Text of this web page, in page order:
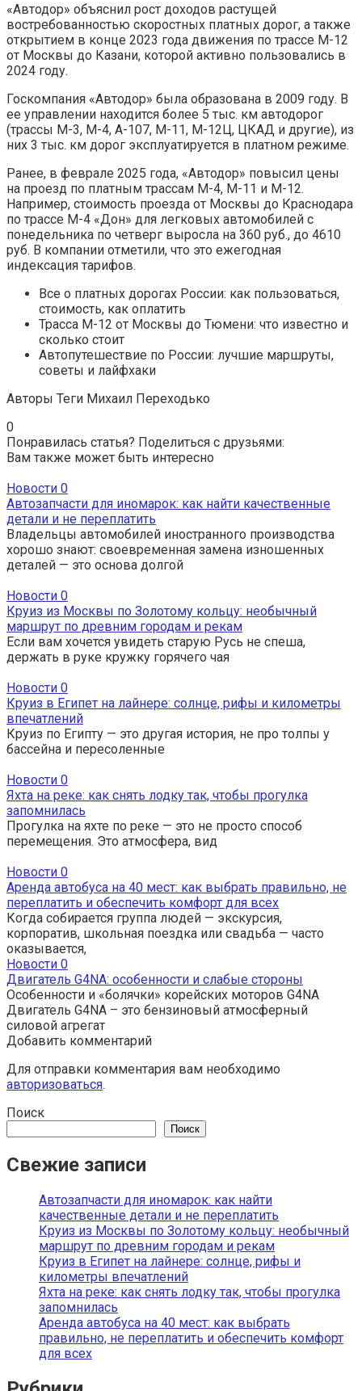
«Автодор» объяснил рост доходов растущей
востребованностью скоростных платных дорог, а также
открытием в конце 2023 года движения по трассе М-12
от Москвы до Казани, которой активно пользовались в
2024 году.
Госкомпания «Автодор» была образована в 2009 году. В
ее управлении находится более 5 тыс. км автодорог
(трассы М-3, М-4, А-107, М-11, М-12Ц, ЦКАД и другие), из
них 3 тыс. км дорог эксплуатируется в платном режиме.
Ранее, в феврале 2025 года, «Автодор» повысил цены
на проезд по платным трассам М-4, М-11 и М-12.
Например, стоимость проезда от Москвы до Краснодара
по трассе М-4 «Дон» для легковых автомобилей с
понедельника по четверг выросла на 360 руб., до 4610
руб. В компании отметили, что это ежегодная
индексация тарифов.
Все о платных дорогах России: как пользоваться,
стоимость, как оплатить
Трасса М-12 от Москвы до Тюмени: что известно и
сколько стоит
Автопутешествие по России: лучшие маршруты,
советы и лайфхаки
Авторы Теги Михаил Переходько
0
Понравилась статья? Поделиться с друзьями:
Вам также может быть интересно
Новости 0
Автозапчасти для иномарок: как найти качественные
детали и не переплатить
Владельцы автомобилей иностранного производства
хорошо знают: своевременная замена изношенных
деталей — это основа долгой
Новости 0
Круиз из Москвы по Золотому кольцу: необычный
маршрут по древним городам и рекам
Если вам хочется увидеть старую Русь не спеша,
держать в руке кружку горячего чая
Новости 0
Круиз в Египет на лайнере: солнце, рифы и километры
впечатлений
Круиз по Египту — это другая история, не про толпы у
бассейна и пересоленные
Новости 0
Яхта на реке: как снять лодку так, чтобы прогулка
запомнилась
Прогулка на яхте по реке — это не просто способ
перемещения. Это атмосфера, вид
Новости 0
Аренда автобуса на 40 мест: как выбрать правильно, не
переплатить и обеспечить комфорт для всех
Когда собирается группа людей — экскурсия,
корпоратив, школьная поездка или свадьба — часто
оказывается,
Новости 0
Двигатель G4NA: особенности и слабые стороны
Особенности и «болячки» корейских моторов G4NA
Двигатель G4NA – это бензиновый атмосферный
силовой агрегат
Добавить комментарий
Для отправки комментария вам необходимо
авторизоваться.
Поиск
Поиск
Свежие записи
Автозапчасти для иномарок: как найти
качественные детали и не переплатить
Круиз из Москвы по Золотому кольцу: необычный
маршрут по древним городам и рекам
Круиз в Египет на лайнере: солнце, рифы и
километры впечатлений
Яхта на реке: как снять лодку так, чтобы прогулка
запомнилась
Аренда автобуса на 40 мест: как выбрать
правильно, не переплатить и обеспечить комфорт
для всех